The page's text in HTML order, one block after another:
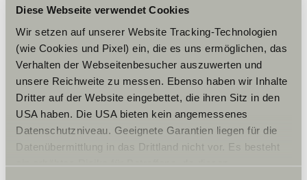
Diese Webseite verwendet Cookies
Wir setzen auf unserer Website Tracking-Technologien
(wie Cookies und Pixel) ein, die es uns ermöglichen, das
Verhalten der Webseitenbesucher auszuwerten und
unsere Reichweite zu messen. Ebenso haben wir Inhalte
Dritter auf der Website eingebettet, die ihren Sitz in den
USA haben. Die USA bieten kein angemessenes
Datenschutzniveau. Geeignete Garantien liegen für die
Datenübermittlung in das Drittland nicht vor. Es besteht
ein erhöhtes Risiko für Betroffene, da diesen
2024
Download